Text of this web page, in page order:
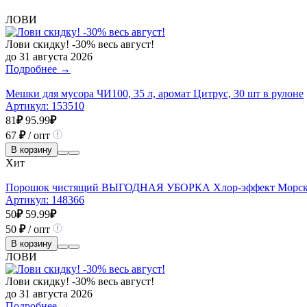
ЛОВИ
Лови скидку! -30% весь август!
до 31 августа 2026
Подробнее →
Мешки для мусора ЧИ100, 35 л, аромат Цитрус, 30 шт в рулоне
Артикул: 153510
81₽ 95.99₽
67 ₽/ опт
В корзину
Хит
Порошок чистящий ВЫГОДНАЯ УБОРКА Хлор-эффект
Артикул: 148366
50₽ 59.99₽
50 ₽/ опт
В корзину
ЛОВИ
Лови скидку! -30% весь август!
до 31 августа 2026